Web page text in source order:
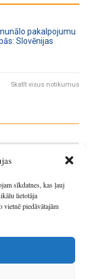
sīkdatnes, kas ļauj
lietotāja
vietnē piedāvātajām
pakalpojumu
Slovēnijas
Skatīt visus notikumus
1
15
22
23
5 6